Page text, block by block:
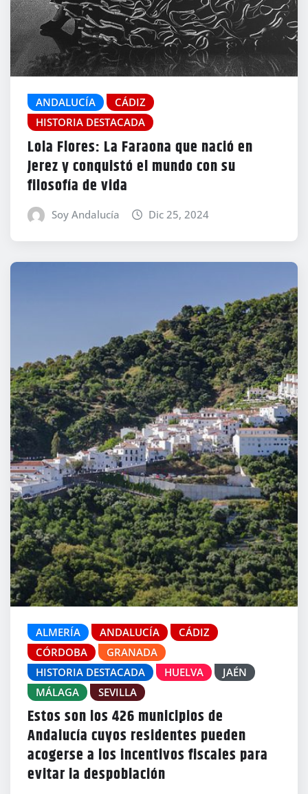
ANDALUCÍA
CÁDIZ
HISTORIA DESTACADA
Lola Flores: La Faraona que nació en
Jerez y conquistó el mundo con su
filosofía de vida
Soy Andalucía Dic 25, 2024
ALMERÍA ANDALUCÍA
CÁDIZ
CÓRDOBA
GRANADA
HISTORIA DESTACADA
HUELVA
JAÉN
MÁLAGA
SEVILLA
Estos son los 426 municipios de
Andalucía cuyos residentes pueden
acogerse a los incentivos fiscales para
evitar la despoblación